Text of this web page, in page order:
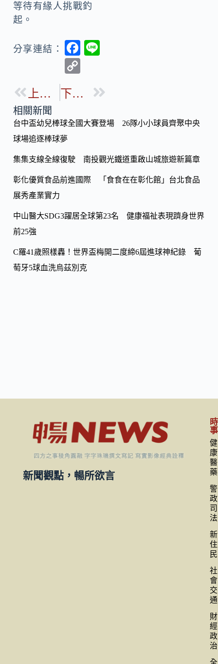
等待有緣人挑戰釣
起。
分享連結：
F
b
o
p
Li
k
上一篇 下一篇
相關新聞
台中盃幼兒棒球全國大賽登場 26隊小小球員齊聚中央
球場追逐棒球夢
集集支線全線復駛 南投觀光鐵道重啟山城旅遊新篇章
彰化優質食品前進國際 「食食在在彰化館」台北食品
展秀產業實力
中山醫大SDG3躍居全球第23名 健康福祉表現躋身世界
前25強
C羅41歲照樣轟！世界盃梅開二度締6屆進球神紀錄 葡
萄牙5球血洗烏茲別克
新聞觀點，暢所欲言
時
事
健
康
醫
藥
警
政
司
法
新
住
民
社
會
交
通
財
經
政
治
全